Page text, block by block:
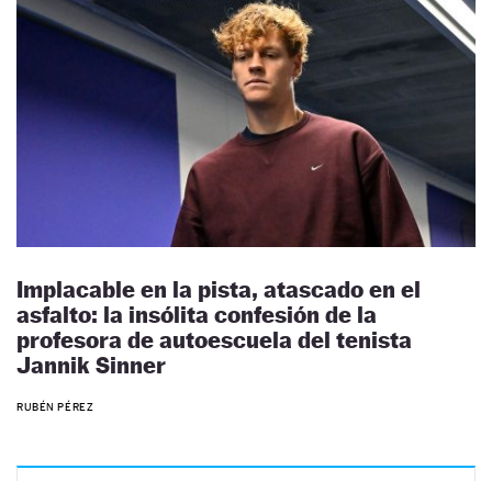
Implacable en la pista, atascado en el
asfalto: la insólita confesión de la
profesora de autoescuela del tenista
Jannik Sinner
RUBÉN PÉREZ